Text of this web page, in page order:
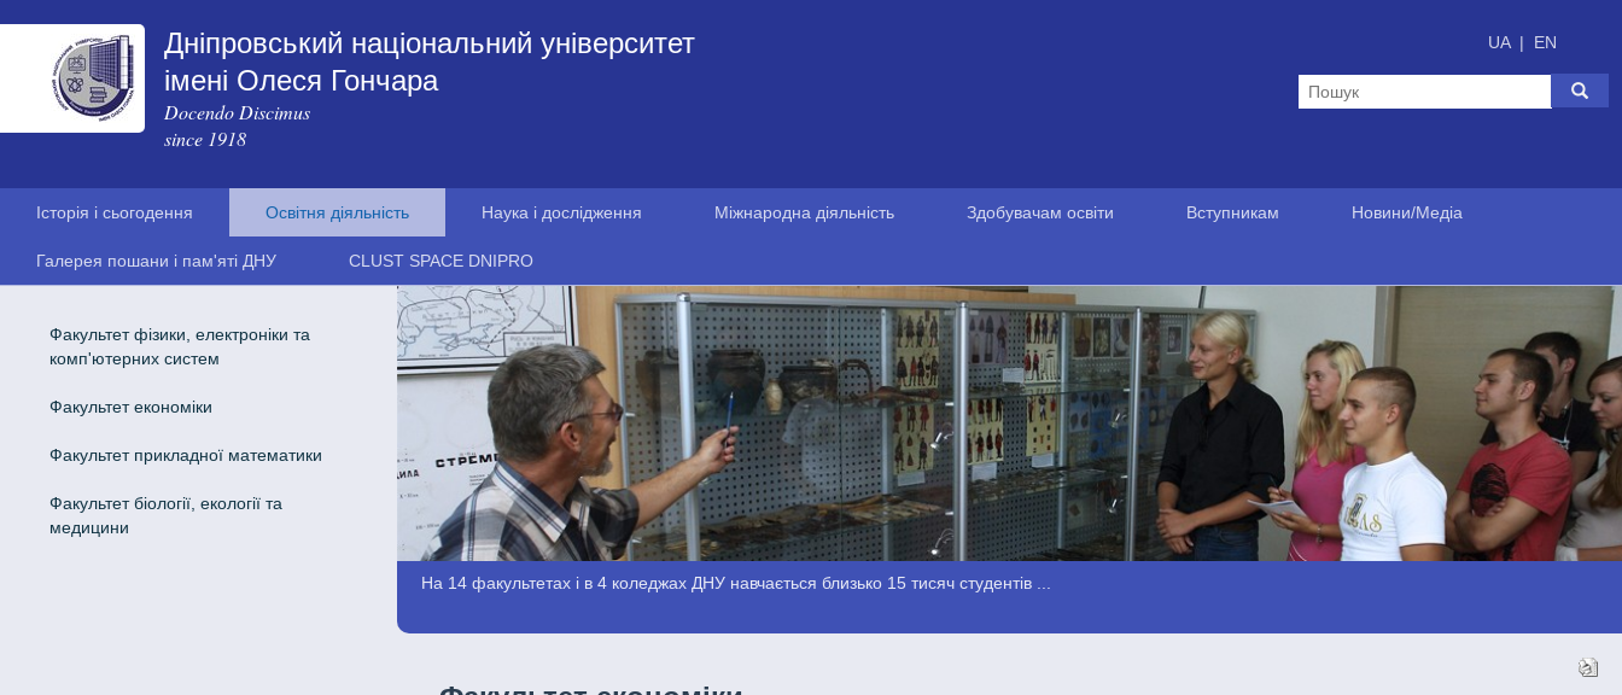
Дніпровський національний університет
імені Олеся Гончара
Docendo Discimus
since 1918
UA | EN
Історія і сьогодення Освітня діяльність Наука і дослідження Міжнародна діяльність Здобувачам освіти Вступникам Новини/Медіа
Галерея пошани і пам'яті ДНУ CLUST SPACE DNIPRO
Факультет фізики, електроніки та
комп'ютерних систем
Факультет економіки
Факультет прикладної математики
Факультет біології, екології та
медицини
На 14 факультетах і в 4 коледжах ДНУ навчається близько 15 тисяч студентів ...